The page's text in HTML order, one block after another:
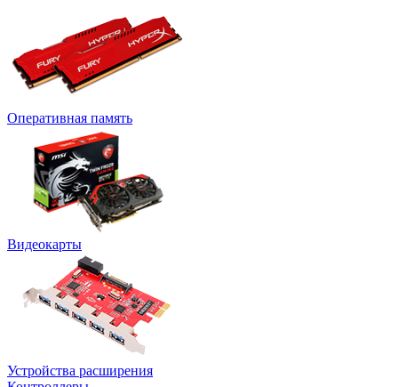
Оперативная память
Видеокарты
Устройства расширения